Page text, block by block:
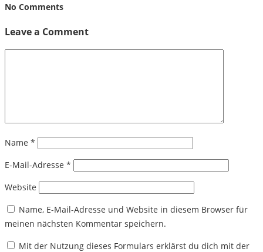
No Comments
Leave a Comment
Name *
E-Mail-Adresse *
Website
Name, E-Mail-Adresse und Website in diesem Browser für
meinen nächsten Kommentar speichern.
Mit der Nutzung dieses Formulars erklärst du dich mit der